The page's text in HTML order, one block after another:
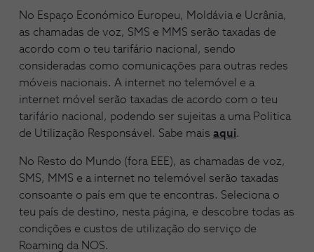
No Espaço Económico Europeu, Moldávia e Ucrânia,
as chamadas de voz, SMS e MMS serão taxadas de
acordo com o teu tarifário nacional, sendo
consideradas como comunicações para outras redes
móveis nacionais. A internet no telemóvel e a
internet móvel serão taxadas de acordo com o teu
tarifário nacional, podendo ser sujeitas a uma Politica
de Utilização Responsável. Sabe mais aqui.
No Resto do Mundo (fora EEE), as chamadas de voz,
SMS, MMS e a internet no telemóvel serão taxadas
consoante o país em que te encontras. Seleciona o
teu país de destino, nesta página, e descobre todas as
condições e custos de utilização do serviço de
Roaming da NOS.